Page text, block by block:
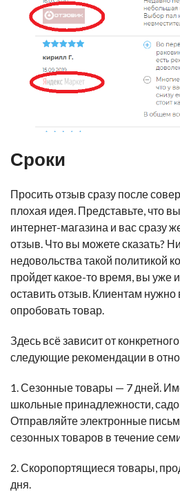
Сроки
Просить отзыв сразу после
плохая идея. Представьте, что
интернет-магазина и вас сразу
отзыв. Что вы можете сказать?
недовольства такой политикой
пройдет какое-то время, вы уже
оставить отзыв. Клиентам
опробовать товар.
Здесь всё зависит от
следующие рекомендации в
1. Сезонные товары — 7 дней.
школьные принадлежности,
Отправляйте электронные
сезонных товаров в течение
2. Скоропортящиеся товары,
дня.